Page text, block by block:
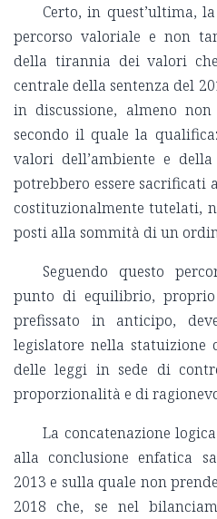
Certo, in quest’ultima,
percorso valoriale e non
della tirannia dei valori
centrale della sentenza del
in discussione, almeno non
secondo il quale la
valori dell’ambiente e
potrebbero essere sacrificati
costituzionalmente tutelati,
posti alla sommità di un
Seguendo questo
punto di equilibrio,
prefissato in anticipo,
legislatore nella statuizione
delle leggi in sede di
proporzionalità e di
La concatenazione
alla conclusione enfatica
2013 e sulla quale non
2018 che, se nel